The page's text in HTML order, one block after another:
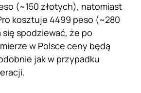
(~150 złotych), natomiast
kosztuje 4499 peso (~280
spodziewać, że po
w Polsce ceny będą
jak w przypadku